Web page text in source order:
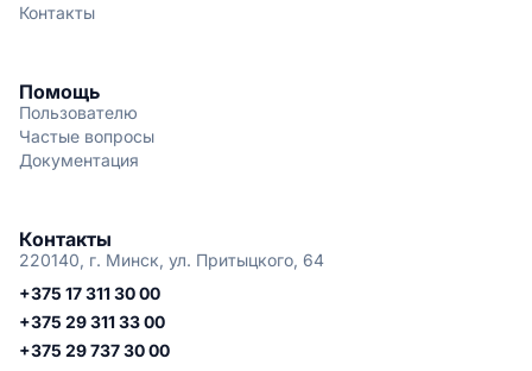
Контакты
Помощь
Пользователю
Частые вопросы
Документация
Контакты
220140, г. Минск, ул. Притыцкого, 64
+375 17 311 30 00
+375 29 311 33 00
+375 29 737 30 00